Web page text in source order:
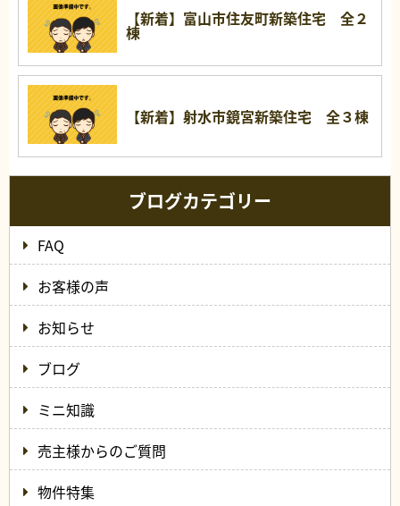
【新着】富山市住友町新築住宅 全２
棟
【新着】射水市鏡宮新築住宅 全３棟
ブログカテゴリー
FAQ
お客様の声
お知らせ
ブログ
ミニ知識
売主様からのご質問
物件特集